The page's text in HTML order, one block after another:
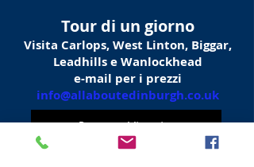
Tour di un giorno
Visita Carlops, West Linton, Biggar,
Leadhills e Wanlockhead
e-mail per i prezzi
info@allaboutedinburgh.co.uk
Prenota - Viaggio